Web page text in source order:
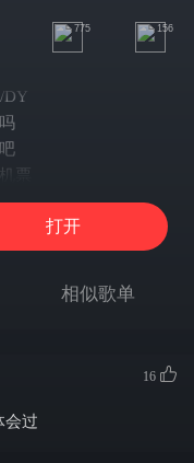
775 156
DY
票
吗
诱骗
骗
区别
打开
相似歌单
16
会过